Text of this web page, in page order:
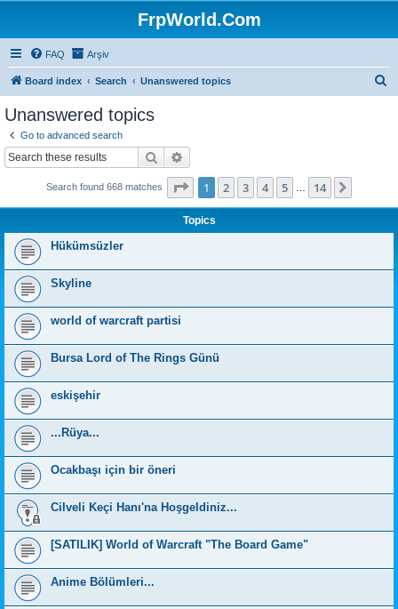
FrpWorld.Com
FAQ Arşiv
Board index Search Unanswered topics
Unanswered topics
Go to advanced search
Search
Search found 668 matches Page 1of 14
1 2 3 4 5 14
Topics
Hükümsüzler
Skyline
world of warcraft partisi
Bursa Lord of The Rings Günü
eskişehir
...Rüya...
Ocakbaşı için bir öneri
Cilveli Keçi Hanı'na Hoşgeldiniz...
[SATILIK] World of Warcraft "The Board Game"
Anime Bölümleri...